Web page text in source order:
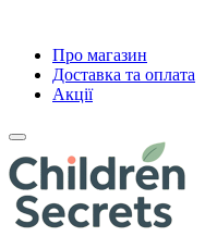
Про магазин
Доставка та оплата
Акції